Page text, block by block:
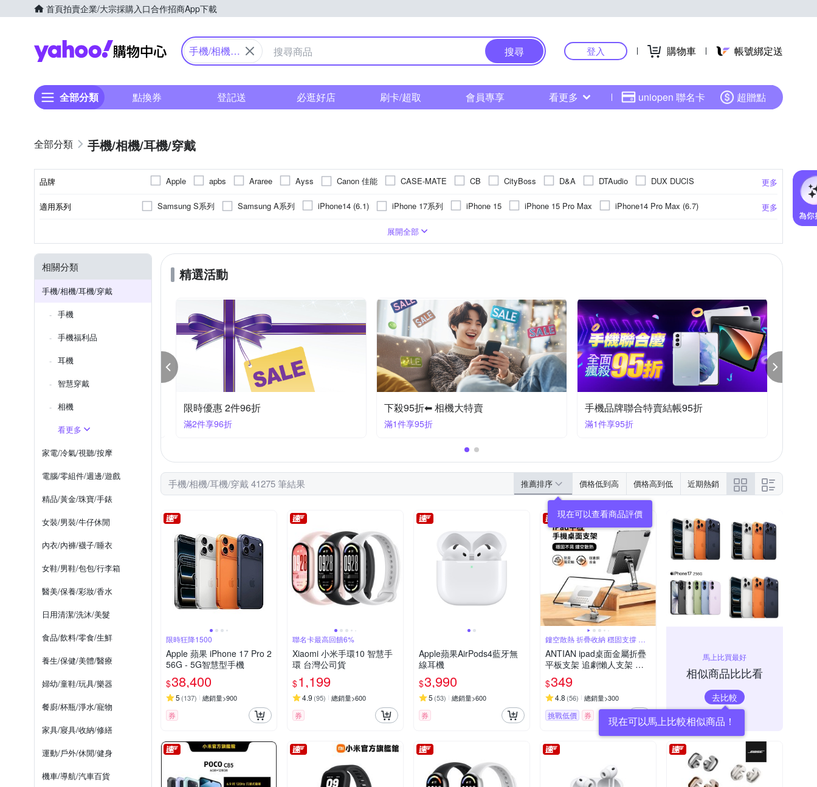
首頁拍賣企業/大宗採購入口合作招商App下載
Yahoo購物中心
手機/相機/
搜尋 登入 購物車 帳號綁定送
全部分類 點換券 登記送 必逛好店 刷卡/超取 會員專享 看更多 uniopen 聯名卡 超贈點
手機/相機/耳機/穿戴
品牌 更多
Apple apbs Araree Ayss Canon 佳能 CASE-MATE CB CityBoss D&A DTAudio
DUX DUCIS
E-books
Eschenbach GCOMM GOR Hamlet HH 草本新淨界 hoda IMAK INGENI
Insta360
PELICAN 派力肯
POK 波克 QIND 勤大 Q哥 RASTO Rearth RedMoon Ringke
SAMSUNG 三星
XUNDD 訊迪
適用系列 更多
Samsung S系列 Samsung A系列 iPhone14 (6.1) iPhone 17系列 iPhone 15 iPhone 15 Pro Max
iPhone14 Pro Max (6.7)
iPhone 14 Plus (6.7)
iPhone 16 Pro Max
iPhone 16 Pro 紅米系列 iPhone 13 iPhone 16 Plus vivo系列 小米系列
iPhone 12
iPhone 12 Pro Max
OPPO全系列 iPhone14 Plus (6.7) iPhone 11 Pro Max
iPhone 7/8 (4.7吋)
iPhone XS Max
iPhone X/XS iPhone 11 Pro Zenfone８系列 ASUS Zenfone 5 系列 moto全系列
鏡(亮)面
Xiaomi 小米
鋁合金
背面保護貼 手機吊飾
遮光罩 手錶
行車導航支架
展開全部
相關分類
手機/相機/耳機/穿戴
手機
手機福利品
耳機
智慧穿戴
相機
看更多
家電/冷氣/視聽/按摩
電腦/零組件/週邊/遊戲
精品/黃金/珠寶/手錶
女裝/男裝/牛仔休閒
內衣/內褲/襪子/睡衣
女鞋/男鞋/包包/行李箱
醫美/保養/彩妝/香水
日用清潔/洗沐/美髮
食品/飲料/零食/生鮮
養生/保健/美體/醫療
婦幼/童鞋/玩具/樂器
餐廚/杯瓶/淨水/寵物
家具/寢具/收納/修繕
運動/戶外/休閒/健身
機車/導航/汽車百貨
精選活動
直降千元起 限時優惠 2件96折
滿2件享96折
下殺95折⬅︎ 相機大特賣
滿1件享95折
手機品牌聯合特賣結帳95折
滿1件享95折
手機/相機/耳機/穿戴 41275 筆結果 推薦排序 價格低到高 價格高到低 近期熱銷
限時狂降1500
Apple 蘋果 iPhone 17 Pro 2
56G - 5G智慧型手機
$38,400
5 (137) 總銷量>900
券
聯名卡最高回饋6%
Xiaomi 小米手環10 智慧手
環 台灣公司貨
$1,199
4.9 (95) 總銷量>600
券
Apple蘋果AirPods4藍牙無
線耳機
$3,990
5 (53) 總銷量>600
券
鏤空散熱 折疊收納 穩固支撐 邊
充電玩
ANTIAN ipad桌面金屬折疊
平板支架 追劇懶人支架 直
播/會議 平板架 手機支架 交
換禮物
$349
4.8 (56) 總銷量>300
挑戰低價 券
馬上比買最好
相似商品比比看
去比較
現在可以馬上比較相似商品！